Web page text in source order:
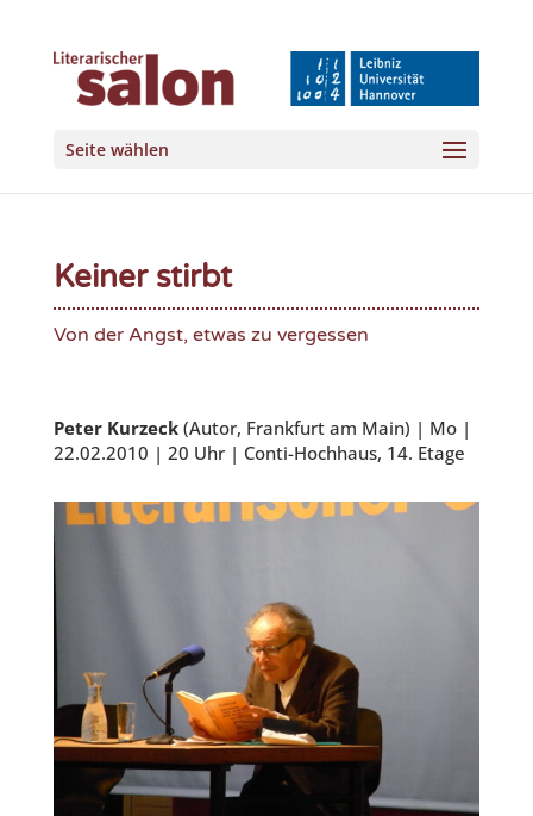
Seite wählen
Keiner stirbt
Von der Angst, etwas zu vergessen
Peter Kurzeck (Autor, Frankfurt am Main) | Mo |
22.02.2010 | 20 Uhr | Conti-Hochhaus, 14. Etage